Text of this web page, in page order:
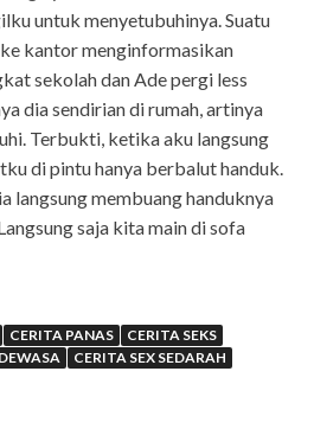
untuk menyetubuhinya. Suatu
kantor menginformasikan
sekolah dan Ade pergi less
dia sendirian di rumah, artinya
Terbukti, ketika aku langsung
di pintu hanya berbalut handuk.
langsung membuang handuknya
saja kita main di sofa
CERITA PANAS
CERITA SEKS
CERITA SEX SEDARAH